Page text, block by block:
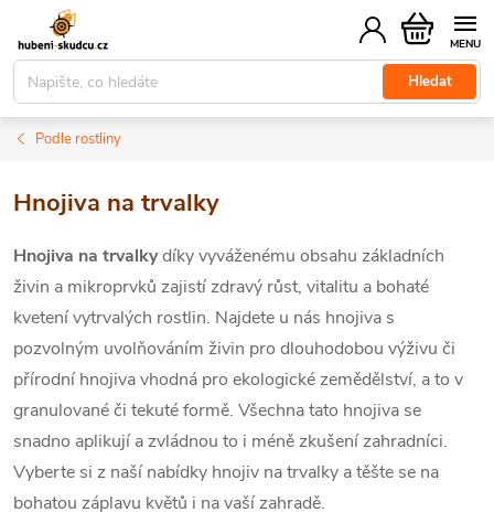
obsah
Hledat
Nákupní
košík
Podle rostliny
Hnojiva na trvalky
Hnojiva na trvalkydíky vyváženému obsahu základních
živin a mikroprvků zajistí zdravý růst, vitalitu a bohaté
kvetení vytrvalých rostlin. Najdete u nás hnojiva s
pozvolným uvolňováním živin pro dlouhodobou výživu či
přírodní hnojiva vhodná pro ekologické zemědělství, a to v
granulované či tekuté formě. Všechna tato hnojiva se
snadno aplikují a zvládnou to i méně zkušení zahradníci.
Vyberte si z naší nabídky hnojiv na trvalky a těšte se na
bohatou záplavu květů i na vaší zahradě.